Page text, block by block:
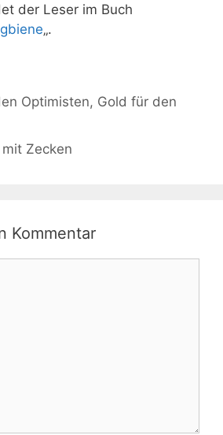
der Leser im Buch
„.
Optimisten, Gold für den
Zecken
Kommentar